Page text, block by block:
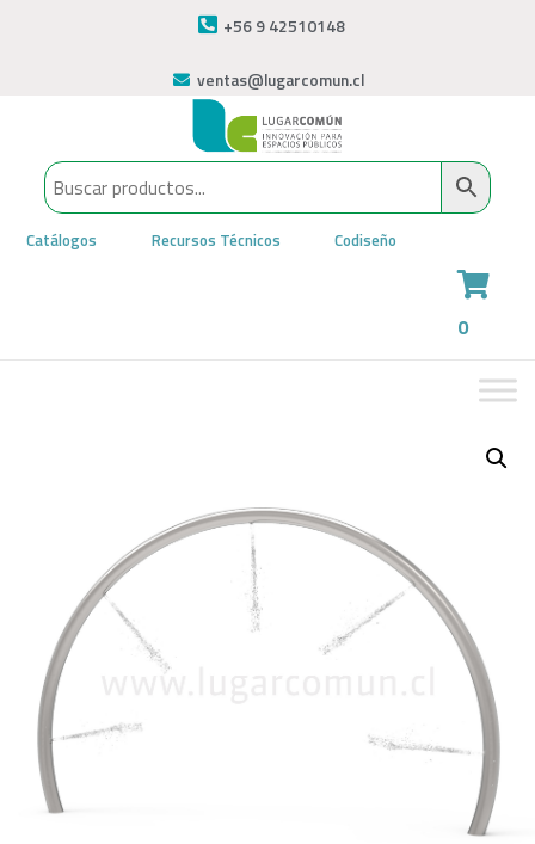
+56 9 42510148
ventas@lugarcomun.cl
Catálogos Recursos Técnicos Codiseño
0